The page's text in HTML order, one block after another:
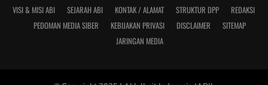
VISI & MISI ABI SEJARAH ABI KONTAK / ALAMAT STRUKTUR DPP
REDAKSI
PEDOMAN MEDIA SIBER
KEBIJAKAN PRIVASI DISCLAIMER
SITEMAP
JARINGAN MEDIA